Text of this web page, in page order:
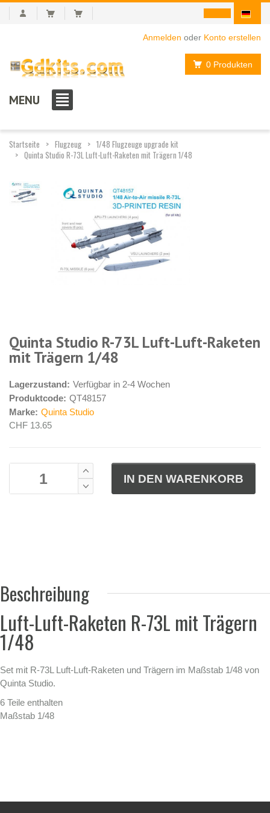
Anmelden oder Konto erstellen
0 Produkten
MENU
Startseite Flugzeug
1/48 Flugzeuge upgrade kit
Quinta Studio R-73L Luft-Luft-Raketen mit Trägern 1/48
Quinta Studio R-73L Luft-Luft-Raketen
mit Trägern 1/48
Lagerzustand: Verfügbar in 2-4 Wochen
Produktcode: QT48157
Marke: Quinta Studio
CHF 13.65
Beschreibung
Luft-Luft-Raketen R-73L mit Trägern
1/48
Set mit R-73L Luft-Luft-Raketen und Trägern im Maßstab 1/48 von
Quinta Studio.
6 Teile enthalten
Maßstab 1/48